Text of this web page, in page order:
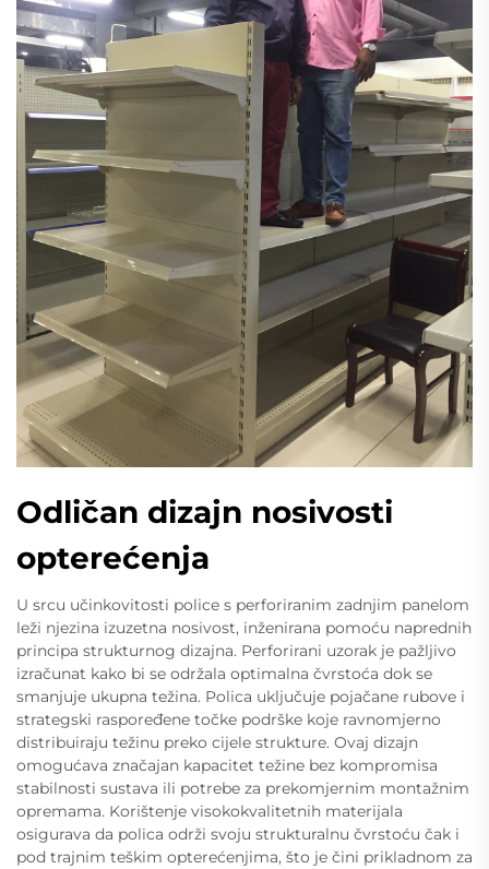
Odličan dizajn nosivosti
opterećenja
U srcu učinkovitosti police s perforiranim zadnjim panelom
leži njezina izuzetna nosivost, inženirana pomoću naprednih
principa strukturnog dizajna. Perforirani uzorak je pažljivo
izračunat kako bi se održala optimalna čvrstoća dok se
smanjuje ukupna težina. Polica uključuje pojačane rubove i
strategski raspoređene točke podrške koje ravnomjerno
distribuiraju težinu preko cijele strukture. Ovaj dizajn
omogućava značajan kapacitet težine bez kompromisa
stabilnosti sustava ili potrebe za prekomjernim montažnim
opremama. Korištenje visokokvalitetnih materijala
osigurava da polica održi svoju strukturalnu čvrstoću čak i
pod trajnim teškim opterećenjima, što je čini prikladnom za